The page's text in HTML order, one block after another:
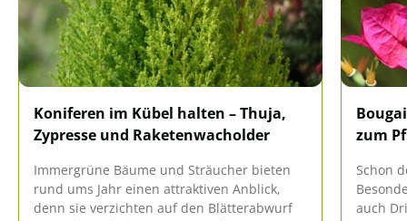
Koniferen im Kübel halten – Thuja,
Zypresse und Raketenwacholder
Immergrüne Bäume und Sträucher bieten
rund ums Jahr einen attraktiven Anblick,
denn sie verzichten auf den Blätterabwurf
zum
Schon
auch